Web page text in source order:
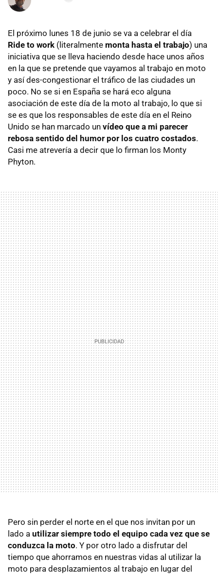
El próximo lunes 18 de junio se va a celebrar el día
Ride to work (literalmente monta hasta el trabajo) una
iniciativa que se lleva haciendo desde hace unos años
en la que se pretende que vayamos al trabajo en moto
y así des-congestionar el tráfico de las ciudades un
poco. No se si en España se hará eco alguna
asociación de este día de la moto al trabajo, lo que si
se es que los responsables de este día en el Reino
Unido se han marcado un vídeo que a mi parecer
rebosa sentido del humor por los cuatro costados.
Casi me atrevería a decir que lo firman los Monty
Phyton.
Pero sin perder el norte en el que nos invitan por un
lado a utilizar siempre todo el equipo cada vez que se
conduzca la moto. Y por otro lado a disfrutar del
tiempo que ahorramos en nuestras vidas al utilizar la
moto para desplazamientos al trabajo en lugar del